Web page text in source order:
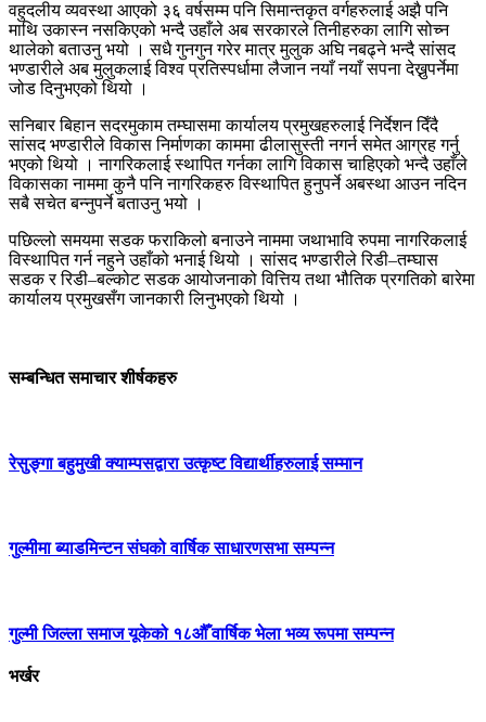
वहुदलीय व्यवस्था आएको ३६ वर्षसम्म पनि सिमान्तकृत वर्गहरुलाई अझै पनि
माथि उकास्न नसकिएको भन्दै उहाँले अब सरकारले तिनीहरुका लागि सोच्न
थालेको बताउनु भयो । सधै गुनगुन गरेर मात्र मुलुक अघि नबढ्ने भन्दै सांसद
भण्डारीले अब मुलुकलाई विश्व प्रतिस्पर्धामा लैजान नयाँ नयाँ सपना देख्नुपर्नेमा
जोड दिनुभएको थियो ।
सनिबार बिहान सदरमुकाम तम्घासमा कार्यालय प्रमुखहरुलाई निर्देशन दिँदै
सांसद भण्डारीले विकास निर्माणका काममा ढीलासुस्ती नगर्न समेत आग्रह गर्नु
भएको थियो । नागरिकलाई स्थापित गर्नका लागि विकास चाहिएको भन्दै उहाँले
विकासका नाममा कुनै पनि नागरिकहरु विस्थापित हुनुपर्ने अबस्था आउन नदिन
सबै सचेत बन्नुपर्ने बताउनु भयो ।
पछिल्लो समयमा सडक फराकिलो बनाउने नाममा जथाभावि रुपमा नागरिकलाई
विस्थापित गर्न नहुने उहाँको भनाई थियो । सांसद भण्डारीले रिडी–तम्घास
सडक र रिडी–बल्कोट सडक आयोजनाको वित्तिय तथा भौतिक प्रगतिको बारेमा
कार्यालय प्रमुखसँग जानकारी लिनुभएको थियो ।
सम्बन्धित समाचार शीर्षकहरु
रेसुङ्गा बहुमुखी क्याम्पसद्वारा उत्कृष्ट विद्यार्थीहरुलाई सम्मान
गुल्मीमा ब्याडमिन्टन संघको वार्षिक साधारणसभा सम्पन्न
गुल्मी जिल्ला समाज यूकेको १८औँ वार्षिक भेला भव्य रूपमा सम्पन्न
भर्खर